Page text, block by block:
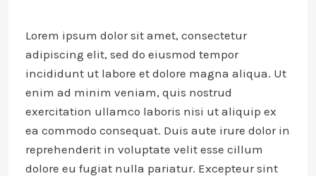
Lorem ipsum dolor sit amet, consectetur
adipiscing elit, sed do eiusmod tempor
incididunt ut labore et dolore magna aliqua. Ut
enim ad minim veniam, quis nostrud
exercitation ullamco laboris nisi ut aliquip ex
ea commodo consequat. Duis aute irure dolor in
reprehenderit in voluptate velit esse cillum
dolore eu fugiat nulla pariatur. Excepteur sint